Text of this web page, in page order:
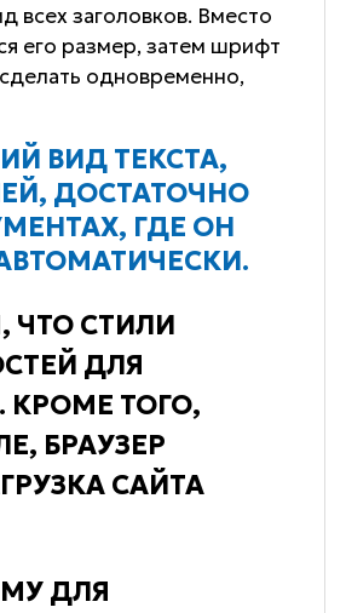
заголовков. Вместо
его размер, затем шрифт
одновременно,
ВИД ТЕКСТА,
ДОСТАТОЧНО
ГДЕ ОН
ЧТО СТИЛИ
ДЛЯ
КРОМЕ ТОГО,
БРАУЗЕР
САЙТА
ДЛЯ